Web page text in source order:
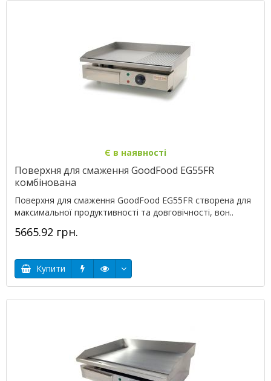
Є в наявності
Поверхня для смаження GoodFood EG55FR
комбінована
Поверхня для смаження GoodFood EG55FR створена для
максимальної продуктивності та довговічності, вон..
5665.92 грн.
Купити